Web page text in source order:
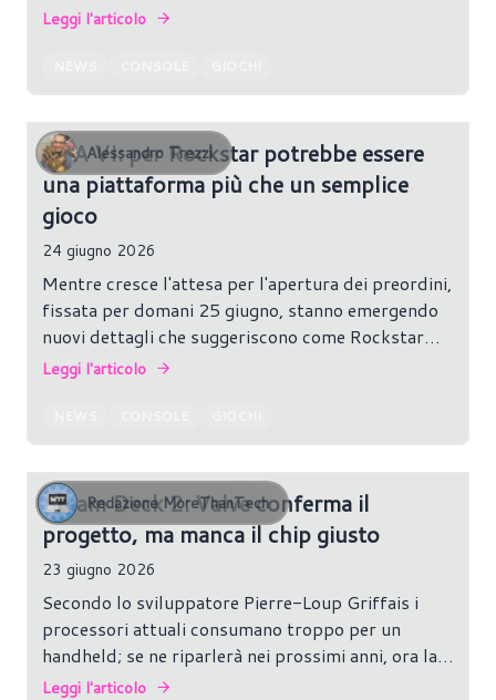
Leggi l'articolo
Alessandro Trezzi
GTA VI: per Rockstar potrebbe essere
una piattaforma più che un semplice
gioco
24 giugno 2026
Mentre cresce l'attesa per l'apertura dei preordini,
fissata per domani 25 giugno, stanno emergendo
nuovi dettagli che suggeriscono come Rockstar
Games e Take-Two possano utilizzare
rispetto al passato.
Leggi l'articolo
Redazione MoreThanTech
Steam Deck 2: Valve conferma il
progetto, ma manca il chip giusto
23 giugno 2026
Secondo lo sviluppatore Pierre-Loup Griffais i
processori attuali consumano troppo per un
handheld; se ne riparlerà nei prossimi anni, ora la
priorità è Steam Machine.
Leggi l'articolo